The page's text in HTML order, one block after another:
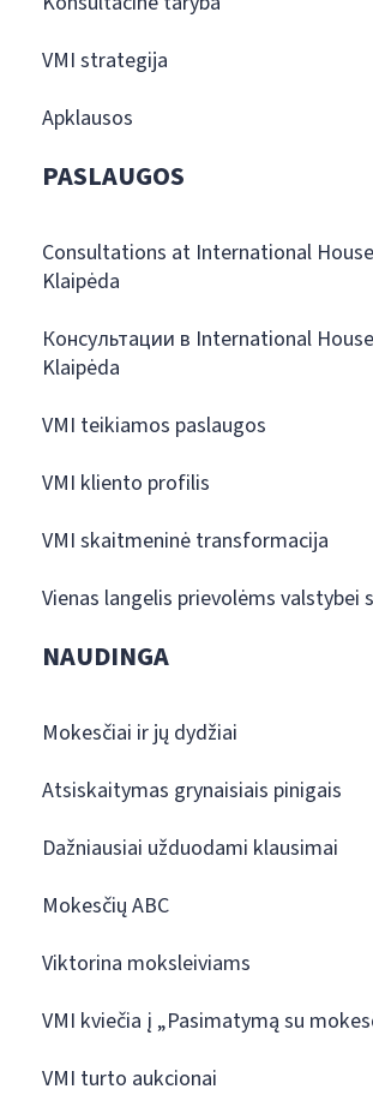
VMI strategija
Apklausos
PASLAUGOS
Consultations at International
Klaipėda
Консультации в International
Klaipėda
VMI teikiamos paslaugos
VMI kliento profilis
VMI skaitmeninė transformacija
Vienas langelis prievolėms valstybei
NAUDINGA
Mokesčiai ir jų dydžiai
Atsiskaitymas grynaisiais pinigais
Dažniausiai užduodami klausimai
Mokesčių ABC
Viktorina moksleiviams
VMI kviečia į „Pasimatymą su
VMI turto aukcionai